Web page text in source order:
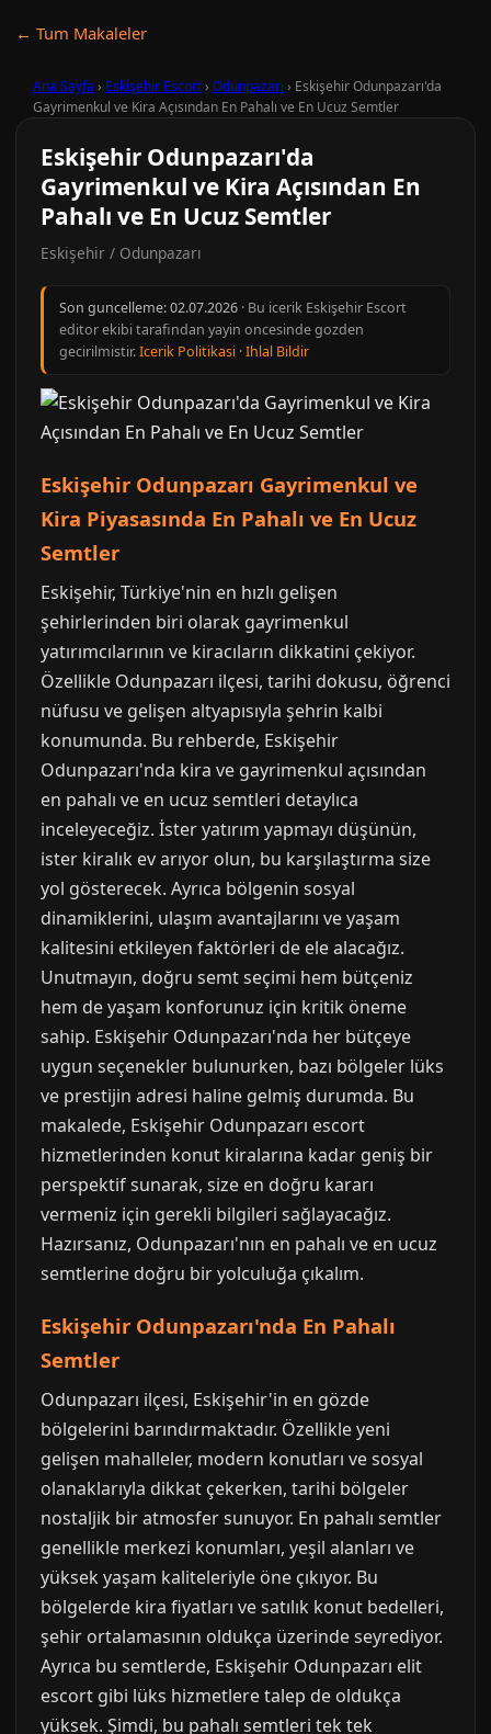
← Tum Makaleler
Ana Sayfa › Eskişehir Escort› Odunpazarı › Eskişehir Odunpazarı'da
Gayrimenkul ve Kira Açısından En Pahalı ve En Ucuz Semtler
Eskişehir Odunpazarı'da
Gayrimenkul ve Kira Açısından En
Pahalı ve En Ucuz Semtler
Eskişehir / Odunpazarı
Son guncelleme:02.07.2026 · Bu icerik Eskişehir Escort
editor ekibi tarafindan yayin oncesinde gozden
gecirilmistir.Icerik Politikasi ·Ihlal Bildir
Eskişehir Odunpazarı Gayrimenkul ve
Kira Piyasasında En Pahalı ve En Ucuz
Semtler
Eskişehir, Türkiye'nin en hızlı gelişen
şehirlerinden biri olarak gayrimenkul
yatırımcılarının ve kiracıların dikkatini çekiyor.
Özellikle Odunpazarı ilçesi, tarihi dokusu, öğrenci
nüfusu ve gelişen altyapısıyla şehrin kalbi
konumunda. Bu rehberde, Eskişehir
Odunpazarı'nda kira ve gayrimenkul açısından
en pahalı ve en ucuz semtleri detaylıca
inceleyeceğiz. İster yatırım yapmayı düşünün,
ister kiralık ev arıyor olun, bu karşılaştırma size
yol gösterecek. Ayrıca bölgenin sosyal
dinamiklerini, ulaşım avantajlarını ve yaşam
kalitesini etkileyen faktörleri de ele alacağız.
Unutmayın, doğru semt seçimi hem bütçeniz
hem de yaşam konforunuz için kritik öneme
sahip. Eskişehir Odunpazarı'nda her bütçeye
uygun seçenekler bulunurken, bazı bölgeler lüks
ve prestijin adresi haline gelmiş durumda. Bu
makalede, Eskişehir Odunpazarı escort
hizmetlerinden konut kiralarına kadar geniş bir
perspektif sunarak, size en doğru kararı
vermeniz için gerekli bilgileri sağlayacağız.
Hazırsanız, Odunpazarı'nın en pahalı ve en ucuz
semtlerine doğru bir yolculuğa çıkalım.
Eskişehir Odunpazarı'nda En Pahalı
Semtler
Odunpazarı ilçesi, Eskişehir'in en gözde
bölgelerini barındırmaktadır. Özellikle yeni
gelişen mahalleler, modern konutları ve sosyal
olanaklarıyla dikkat çekerken, tarihi bölgeler
nostaljik bir atmosfer sunuyor. En pahalı semtler
genellikle merkezi konumları, yeşil alanları ve
yüksek yaşam kaliteleriyle öne çıkıyor. Bu
bölgelerde kira fiyatları ve satılık konut bedelleri,
şehir ortalamasının oldukça üzerinde seyrediyor.
Ayrıca bu semtlerde, Eskişehir Odunpazarı elit
escort gibi lüks hizmetlere talep de oldukça
yüksek. Şimdi, bu pahalı semtleri tek tek